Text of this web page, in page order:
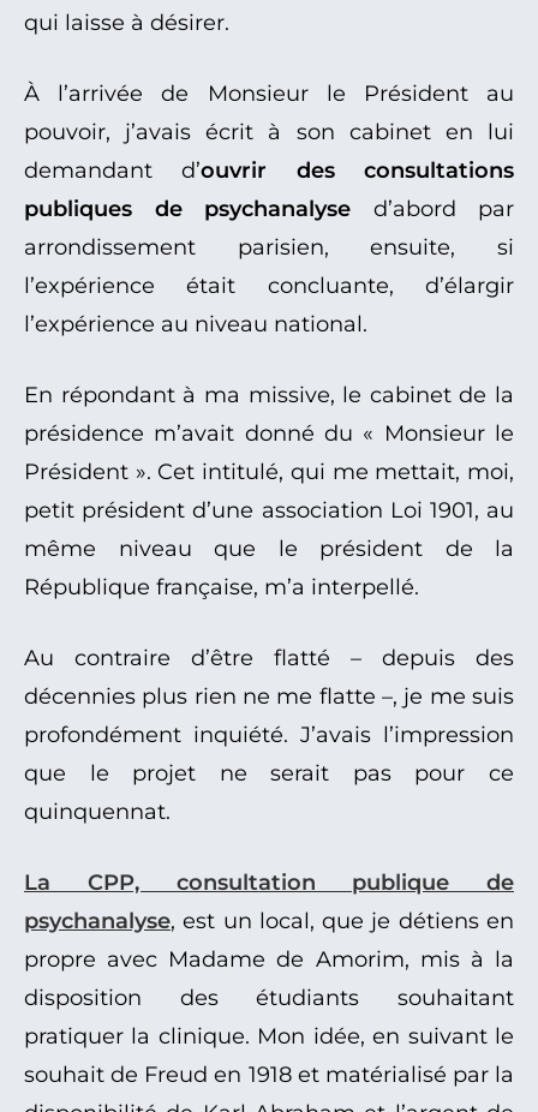
qui laisse à désirer.
À l’arrivée de Monsieur le Président au
pouvoir, j’avais écrit à son cabinet en lui
demandant d’ouvrir des consultations
publiques de psychanalyse d’abord par
arrondissement parisien, ensuite, si
l’expérience était concluante, d’élargir
l’expérience au niveau national.
En répondant à ma missive, le cabinet de la
présidence m’avait donné du « Monsieur le
Président ». Cet intitulé, qui me mettait, moi,
petit président d’une association Loi 1901, au
même niveau que le président de la
République française, m’a interpellé.
Au contraire d’être flatté – depuis des
décennies plus rien ne me flatte –, je me suis
profondément inquiété. J’avais l’impression
que le projet ne serait pas pour ce
quinquennat.
La CPP, consultation publique de
psychanalyse, est un local, que je détiens en
propre avec Madame de Amorim, mis à la
disposition des étudiants souhaitant
pratiquer la clinique. Mon idée, en suivant le
souhait de Freud en 1918 et matérialisé par la